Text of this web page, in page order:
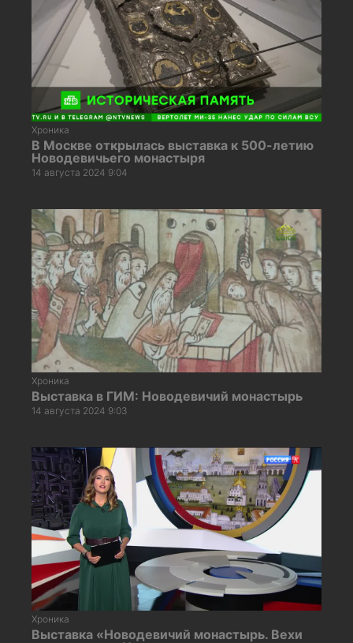
Хроника
В Москве открылась выставка к 500-летию
Новодевичьего монастыря
14 августа 2024 9:04
Хроника
Выставка в ГИМ: Новодевичий монастырь
14 августа 2024 9:03
Хроника
Выставка «Новодевичий монастырь. Вехи